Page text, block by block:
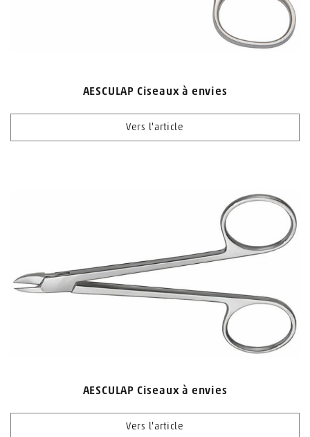
AESCULAP Ciseaux à envies
Vers l'article
AESCULAP Ciseaux à envies
Vers l'article